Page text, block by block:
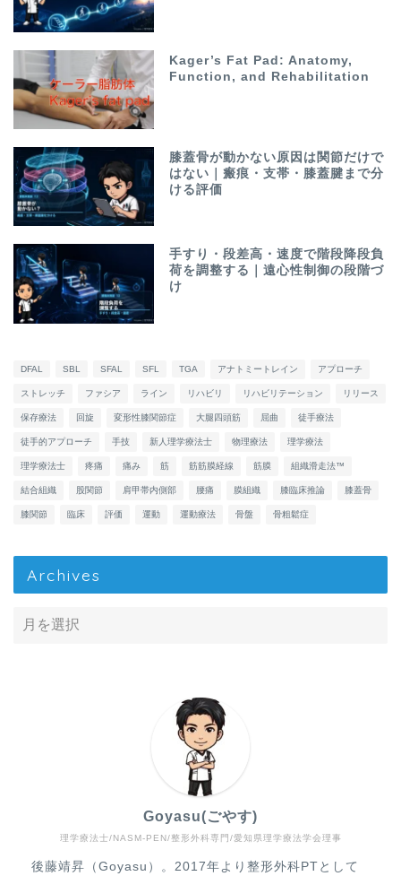
Kager’s Fat Pad: Anatomy,
Function, and Rehabilitation
膝蓋骨が動かない原因は関節だけで
はない｜瘢痕・支帯・膝蓋腱まで分
ける評価
手すり・段差高・速度で階段降段負
荷を調整する｜遠心性制御の段階づ
け
DFAL SBL SFAL SFL TGA アナトミートレイン アプローチ
ストレッチ ファシア ライン リハビリ リハビリテーション リリース
保存療法 回旋 変形性膝関節症 大腿四頭筋 屈曲 徒手療法
徒手的アプローチ 手技 新人理学療法士 物理療法 理学療法
理学療法士 疼痛 痛み 筋 筋筋膜経線 筋膜 組織滑走法™
結合組織 股関節 肩甲帯内側部 腰痛 膜組織 膝臨床推論 膝蓋骨
膝関節 臨床 評価 運動 運動療法 骨盤 骨粗鬆症
Archives
理学療法士/NASM-PEN/整形外科専門/愛知県理学療法学会理事
Goyasu(ごやす)
後藤靖昇（Goyasu）。2017年より整形外科PTとして